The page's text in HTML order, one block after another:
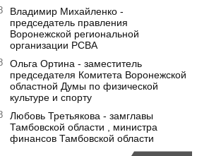
Владимир Михайленко -
председатель правления
Воронежской региональной
организации РСВА
Ольга Ортина - заместитель
председателя Комитета Воронежской
областной Думы по физической
культуре и спорту
Любовь Третьякова - замглавы
Тамбовской области , министра
финансов Тамбовской области